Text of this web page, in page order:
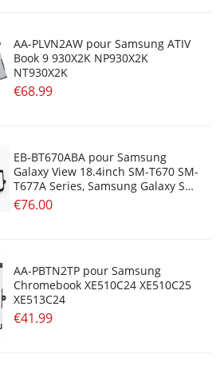
AA-PLVN2AW pour Samsung ATIV
Book 9 930X2K NP930X2K
NT930X2K
€68.99
EB-BT670ABA pour Samsung
Galaxy View 18.4inch SM-T670 SM-
T677A Series, Samsung Galaxy SM-
T670 GH43-04548A AA2J708BS
€76.00
AA-PBTN2TP pour Samsung
Chromebook XE510C24 XE510C25
XE513C24
€41.99